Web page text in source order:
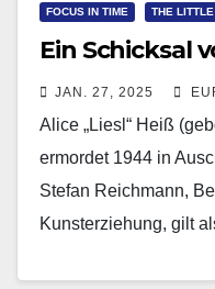
FOCUS IN TIME THE
Ein Schicksal
JAN. 27, 2025
Alice „Liesl“ Heiß
ermordet 1944 in
Stefan Reichmann,
Kunsterziehung, gilt